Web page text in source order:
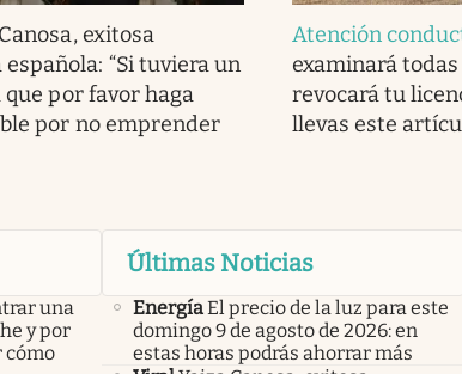
exitosa
“Si tuviera un
por favor haga
por no emprender
Atención
examinará
revocará tu
llevas este
una
y por
cómo
Últimas Noticias
EnergíaEl precio de la luz para este
domingo 9 de agosto de 2026: en
estas horas podrás ahorrar más